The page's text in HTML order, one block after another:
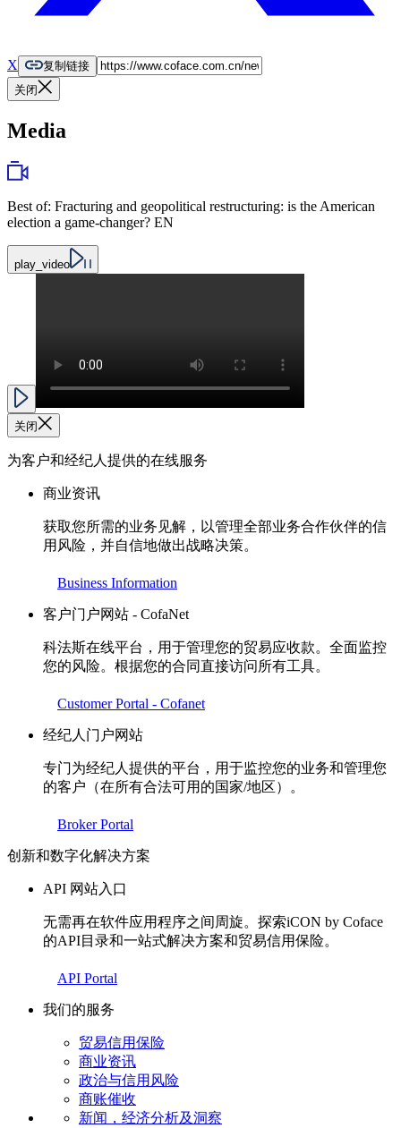
X
复制链接
关闭
Media
Best of: Fracturing and geopolitical restructuring: is the American
election a game-changer? EN
play_video
关闭
为客户和经纪人提供的在线服务
商业资讯
获取您所需的业务见解，以管理全部业务合作伙伴的信
用风险，并自信地做出战略决策。
Business Information
客户门户网站 - CofaNet
科法斯在线平台，用于管理您的贸易应收款。全面监控
您的风险。根据您的合同直接访问所有工具。
Customer Portal - Cofanet
经纪人门户网站
专门为经纪人提供的平台，用于监控您的业务和管理您
的客户（在所有合法可用的国家/地区）。
Broker Portal
创新和数字化解决方案
API 网站入口
无需再在软件应用程序之间周旋。探索iCON by Coface
的API目录和一站式解决方案和贸易信用保险。
API Portal
我们的服务
贸易信用保险
商业资讯
政治与信用风险
商账催收
新闻，经济分析及洞察